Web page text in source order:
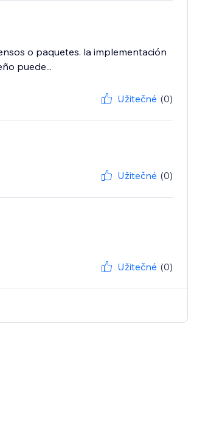
o paquetes. la implementación
puede...
Užitečné (0)
Užitečné (0)
Užitečné (0)